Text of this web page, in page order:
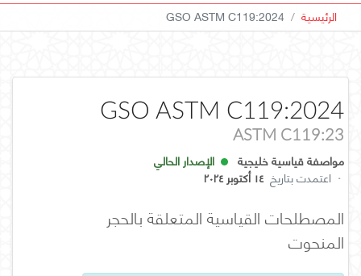
الرئيسية GSO ASTM C119:2024
GSO ASTM C119:2024
ASTM C119:23
مواصفة قياسية خليجية
الإصدار الحالي
· اعتمدت بتاريخ ١٤ أكتوبر ٢٠٢٤
المصطلحات القياسية المتعلقة بالحجر
المنحوت